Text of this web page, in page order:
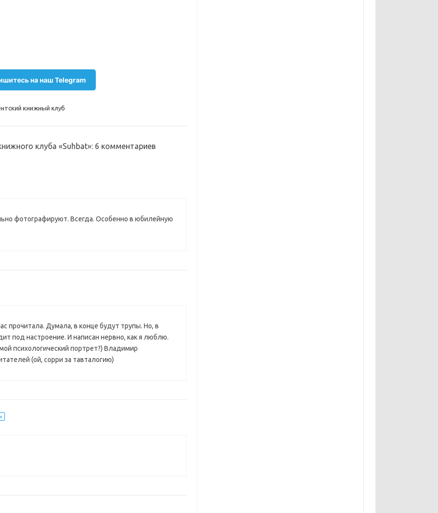
на наш Telegram
книжный клуб
клуба «Suhbat»: 6 комментариев
фотографируют. Всегда. Особенно в юбилейную
прочитала. Думала, в конце будут трупы. Но, в
под настроение. И написан нервно, как я люблю.
психологический портрет?) Владимир
(ой, сорри за тавталогию)